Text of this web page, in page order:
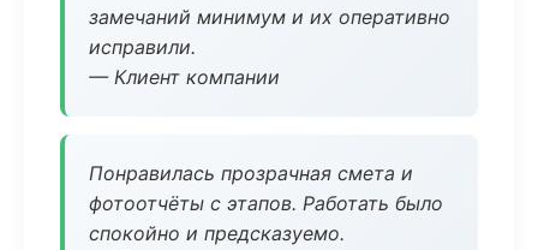
замечаний минимум и их оперативно
исправили.
— Клиент компании
Понравилась прозрачная смета и
фотоотчёты с этапов. Работать было
спокойно и предсказуемо.